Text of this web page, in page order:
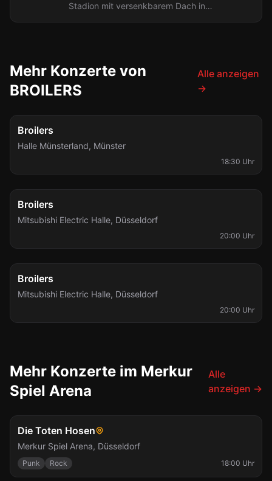
Stadion mit versenkbarem Dach in
Mehr Konzerte von
BROILERS
Alle anzeigen
→
Fr., 4. Sept.
Broilers
Halle Münsterland, Münster
18:30 Uhr
Mi., 23. Dez.
Broilers
Mitsubishi Electric Halle, Düsseldorf
20:00 Uhr
Fr., 25. Dez.
Broilers
Mitsubishi Electric Halle, Düsseldorf
20:00 Uhr
Mehr Konzerte im Merkur
Spiel Arena
Alle
anzeigen →
Sa., 10. Juli
Die Toten Hosen
Merkur Spiel Arena, Düsseldorf
Punk Rock 18:00 Uhr